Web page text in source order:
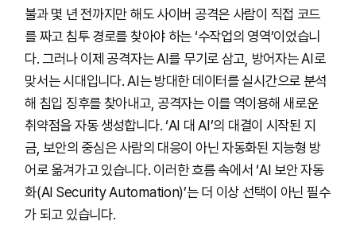
불과 몇 년 전까지만 해도 사이버 공격은 사람이 직접 코드
를 짜고 침투 경로를 찾아야 하는 ‘수작업의 영역’이었습니
다. 그러나 이제 공격자는 AI를 무기로 삼고, 방어자는 AI로
맞서는 시대입니다. AI는 방대한 데이터를 실시간으로 분석
해 침입 징후를 찾아내고, 공격자는 이를 역이용해 새로운
취약점을 자동 생성합니다. ‘AI 대 AI’의 대결이 시작된 지
금, 보안의 중심은 사람의 대응이 아닌 자동화된 지능형 방
어로 옮겨가고 있습니다. 이러한 흐름 속에서 ‘AI 보안 자동
화(AI Security Automation)’는 더 이상 선택이 아닌 필수
가 되고 있습니다.